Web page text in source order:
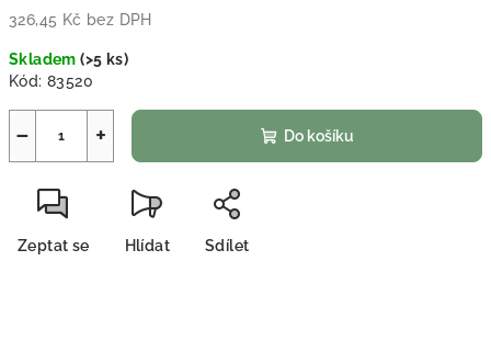
326,45 Kč bez DPH
Skladem(>5 ks)
Kód: 83520
+
− Do košíku
Zeptat se Hlídat Sdílet